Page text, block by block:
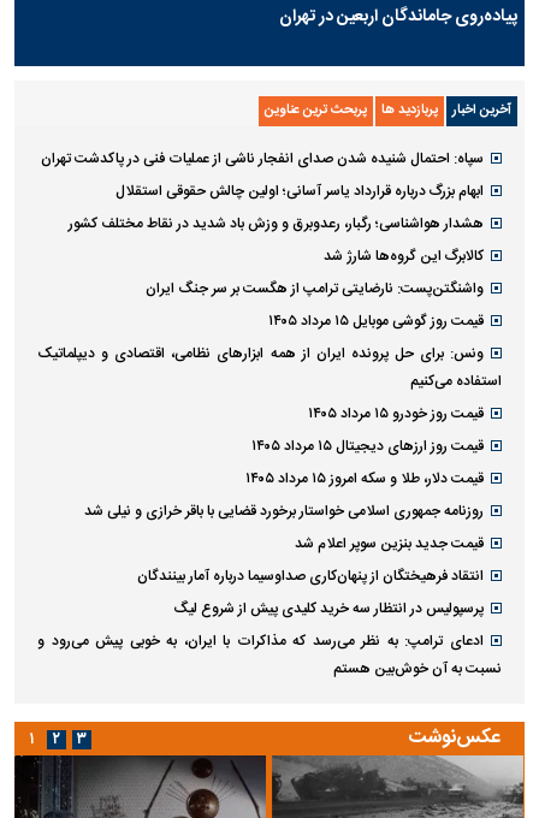
پیاده‌روی جاماندگان اربعین در تهران
آخرین اخبار پربازدید ها پربحث ترین عناوین
سپاه: احتمال شنیده شدن صدای انفجار ناشی از عملیات فنی در پاکدشت تهران
ابهام بزرگ درباره قرارداد یاسر آسانی؛ اولین چالش حقوقی استقلال
هشدار هواشناسی؛ رگبار، رعدوبرق و وزش باد شدید در نقاط مختلف کشور
کالابرگ این گروه‌ها شارژ شد
واشنگتن‌پست: نارضایتی ترامپ از هگست بر سر جنگ ایران
قیمت روز گوشی موبایل ۱۵ مرداد ۱۴۰۵
ونس: برای حل پرونده ایران از همه ابزارهای نظامی، اقتصادی و دیپلماتیک
استفاده می‌کنیم
قیمت روز خودرو ۱۵ مرداد ۱۴۰۵
قیمت روز ارز‌های دیجیتال ۱۵ مرداد ۱۴۰۵
قیمت دلار، طلا و سکه امروز ۱۵ مرداد ۱۴۰۵
روزنامه جمهوری اسلامی خواستار برخورد قضایی با باقر خرازی و نیلی شد
قیمت جدید بنزین سوپر اعلام شد
انتقاد فرهیختگان از پنهان‌کاری صداوسیما درباره آمار بینندگان
پرسپولیس در انتظار سه خرید کلیدی پیش از شروع لیگ
ادعای ترامپ: به نظر می‌رسد که مذاکرات با ایران، به خوبی پیش می‌رود و
نسبت به آن خوش‌بین هستم
عکس‌نوشت ۱ ۲ ۳